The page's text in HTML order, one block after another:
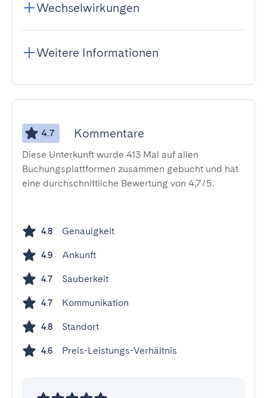
Wechselwirkungen
Weitere Informationen
4.7 Kommentare
Diese Unterkunft wurde 413 Mal auf allen
Buchungsplattformen zusammen gebucht und hat
eine durchschnittliche Bewertung von 4,7/5.
4.8 Genauigkeit
4.9 Ankunft
4.7 Sauberkeit
4.7 Kommunikation
4.8 Standort
4.6 Preis-Leistungs-Verhältnis